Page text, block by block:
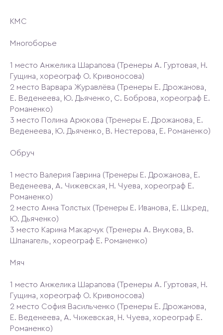
КМС
Многоборье
1 место Анжелика Шарапова (Тренеры А. Гуртовая, Н.
Гущина, хореограф О. Кривоносова)
2 место Варвара Журавлёва (Тренеры Е. Дрожанова,
Е. Веденеева, Ю. Дьяченко, С. Боброва, хореограф Е.
Романенко)
3 место Полина Арюкова (Тренеры Е. Дрожанова, Е.
Веденеева, Ю. Дьяченко, В. Нестерова, Е. Романенко)
Обруч
1 место Валерия Гаврина (Тренеры Е. Дрожанова, Е.
Веденеева, А. Чижевская, Н. Чуева, хореограф Е.
Романенко)
2 место Анна Толстых (Тренеры Е. Иванова, Е. Шкред,
Ю. Дьяченко)
3 место Карина Макарчук (Тренеры А. Внукова, В.
Шпанагель, хореограф Е. Романенко)
Мяч
1 место Анжелика Шарапова (Тренеры А. Гуртовая, Н.
Гущина, хореограф О. Кривоносова)
2 место София Васильченко (Тренеры Е. Дрожанова,
Е. Веденеева, А. Чижевская, Н. Чуева, хореограф Е.
Романенко)